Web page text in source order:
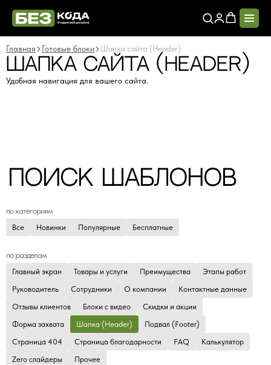
Главная Готовые блоки Шапка сайта (Header)
ШАПКА САЙТА (HEADER)
Удобная навигация для вашего сайта.
по категориям
Все Новинки Популярные Бесплатные
по разделам
Главный экран Товары и услуги Преимущества
Этапы работ
Руководитель
Сотрудники О компании
Контактные данные
Отзывы клиентов
Блоки с видео
Скидки и акции
Форма захвата
Шапка (Header)
Подвал (Footer)
Страница 404
Страница благодарности FAQ
Калькулятор
Zero слайдеры
Прочее